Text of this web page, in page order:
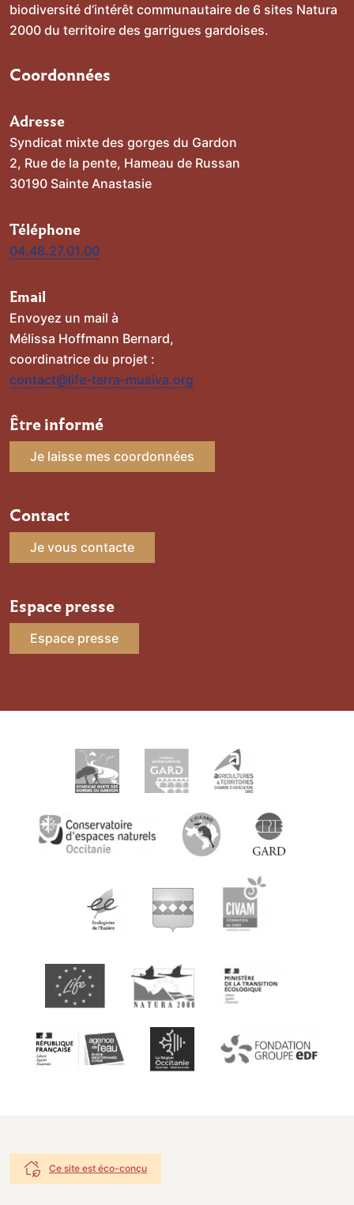
biodiversité d’intérêt communautaire de 6 sites Natura
2000 du territoire des garrigues gardoises.
Coordonnées
Adresse
Syndicat mixte des gorges du Gardon
2, Rue de la pente, Hameau de Russan
30190 Sainte Anastasie
Téléphone
04.48.27.01.00
Email
Envoyez un mail à
Mélissa Hoffmann Bernard,
coordinatrice du projet :
contact@life-terra-musiva.org
Être informé
Je laisse mes coordonnées
Contact
Je vous contacte
Espace presse
Espace presse
Ce site est éco-conçu